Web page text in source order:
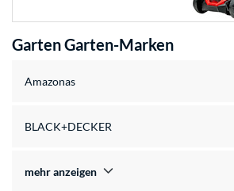
Garten Garten-Marken
Amazonas
BLACK+DECKER
mehr anzeigen